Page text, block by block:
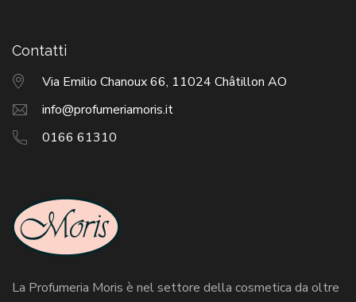
Contatti
Via Emilio Chanoux 66, 11024 Châtillon AO
info@profumeriamoris.it
0166 61310
La Profumeria Moris è nel settore della cosmetica da oltre